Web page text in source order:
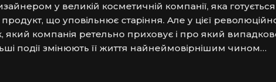
у великій косметичній компанії, яка готується
що уповільнює старіння. Але у цієї
який компанія ретельно приховує і про який
події змінюють її життя найнеймовірнішим чином…